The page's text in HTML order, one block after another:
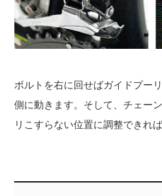
ボルトを右に回せばガイドプー
側に動きます。そして、チェー
リこすらない位置に調整できれば